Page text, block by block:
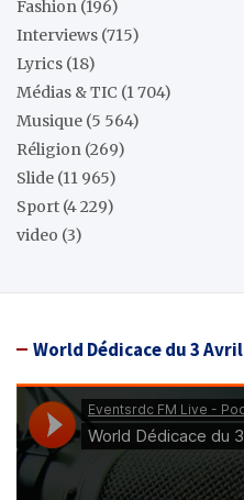
Fashion (196)
Interviews (715)
Lyrics (18)
Médias & TIC (1 704)
Musique (5 564)
Réligion (269)
Slide (11 965)
Sport (4 229)
video (3)
World Dédicace du 3 Avril